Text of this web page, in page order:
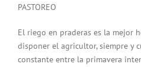
PASTOREO
El riego en praderas es la mejor
disponer el agricultor, siempre y
constante entre la primavera